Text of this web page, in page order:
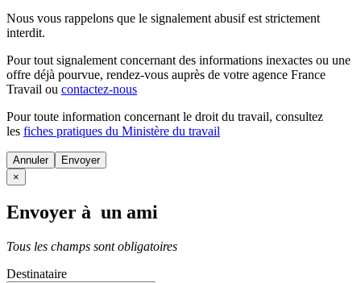
Nous vous rappelons que le signalement abusif est strictement
interdit.
Pour tout signalement concernant des informations inexactes ou une
offre déjà pourvue, rendez-vous auprès de votre agence France
Travail ou contactez-nous
Pour toute information concernant le droit du travail, consultez
les fiches pratiques du Ministère du travail
Annuler
×
Envoyer à un ami
Tous les champs sont obligatoires
Destinataire